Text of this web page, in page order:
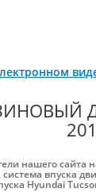
нашего сайта
,система впуска
Hyundai